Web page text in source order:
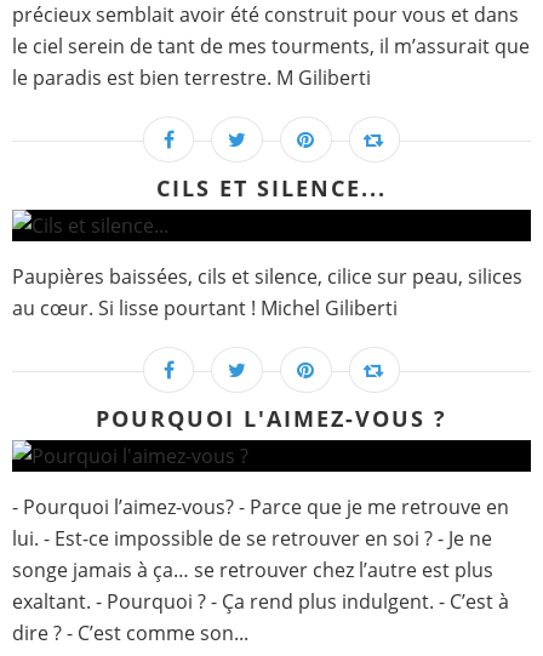
précieux semblait avoir été construit pour vous et dans
le ciel serein de tant de mes tourments, il m’assurait que
le paradis est bien terrestre. M Giliberti
CILS ET SILENCE...
Paupières baissées, cils et silence, cilice sur peau, silices
au cœur. Si lisse pourtant ! Michel Giliberti
POURQUOI L'AIMEZ-VOUS ?
- Pourquoi l’aimez-vous? - Parce que je me retrouve en
lui. - Est-ce impossible de se retrouver en soi ? - Je ne
songe jamais à ça… se retrouver chez l’autre est plus
exaltant. - Pourquoi ? - Ça rend plus indulgent. - C’est à
dire ? - C’est comme son...